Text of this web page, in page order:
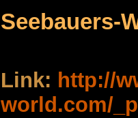
Seebauers-
Link: http://
world.com/